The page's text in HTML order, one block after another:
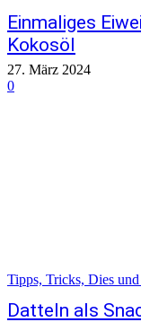
Einmaliges
Kokosöl
27. März 2024
0
Tipps, Tricks, Dies
Datteln als